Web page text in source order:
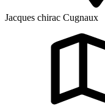
Jacques chirac Cugnaux